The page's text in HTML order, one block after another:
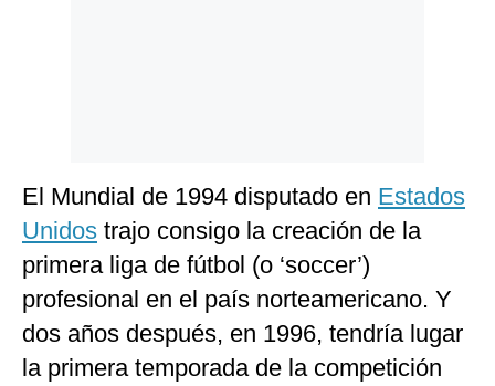
El Mundial de 1994 disputado en Estados
Unidos trajo consigo la creación de la
primera liga de fútbol (o ‘soccer’)
profesional en el país norteamericano. Y
dos años después, en 1996, tendría lugar
la primera temporada de la competición